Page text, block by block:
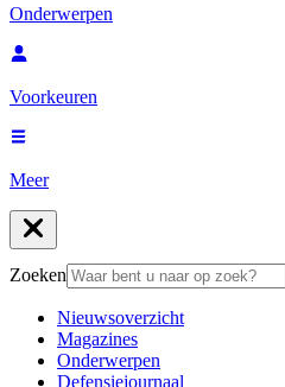
Onderwerpen
Voorkeuren
Meer
Zoeken
Nieuwsoverzicht
Magazines
Onderwerpen
Defensiejournaal